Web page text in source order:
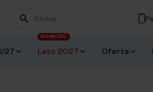
Wpisz frazę, której szukasz
27 Lato 2027
NOWOŚĆ
Oferta